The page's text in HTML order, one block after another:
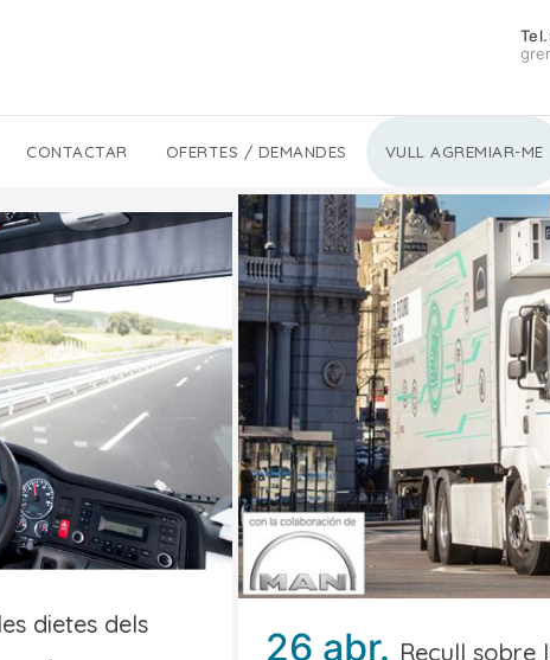
CONTACTAR OFERTES / DEMANDES VULL AGREMIAR-ME
dietes dels
26 abr. Recull sobre